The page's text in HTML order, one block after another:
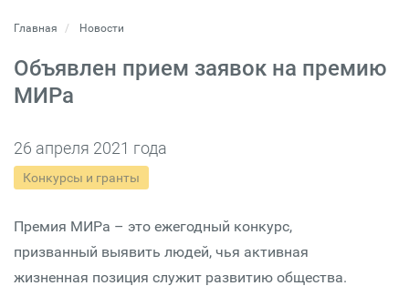
Главная Новости
Объявлен прием заявок на премию
МИРа
26 апреля 2021 года
Конкурсы и гранты
Премия МИРа – это ежегодный конкурс,
призванный выявить людей, чья активная
жизненная позиция служит развитию общества.